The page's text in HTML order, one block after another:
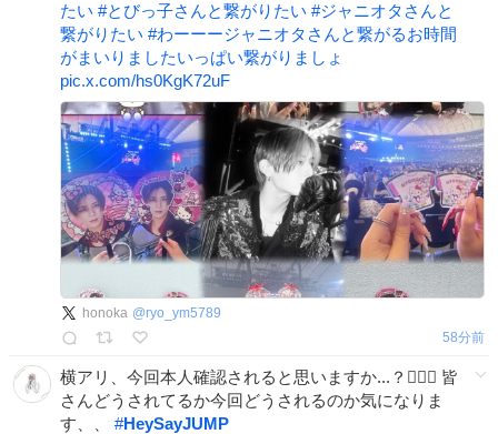
たい #とびっ子さんと繋がりたい #ジャニオタさんと
繋がりたい #わーーージャニオタさんと繋がるお時間
がまいりましたいっぱい繋がりましょ
pic.x.com/hs0KgK72uF
honoka @ryo_ym5789
58分前
横アリ、今回本人確認されると思いますか...？🙋🏻‍♀️ 皆
さんどうされてるか今回どうされるのか気になりま
す、、 #HeySayJUMP